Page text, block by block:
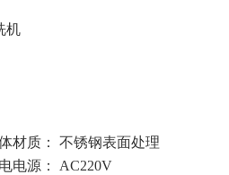
机
材质：
不锈钢表面处理
电源：
AC220V